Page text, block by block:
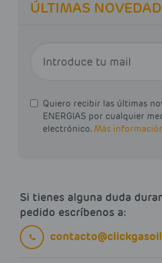
ÚLTIMAS
Quiero recibir las últimas
ENERGIAS por cualquier
electrónico. Más
Si tienes alguna duda
pedido escríbenos a: